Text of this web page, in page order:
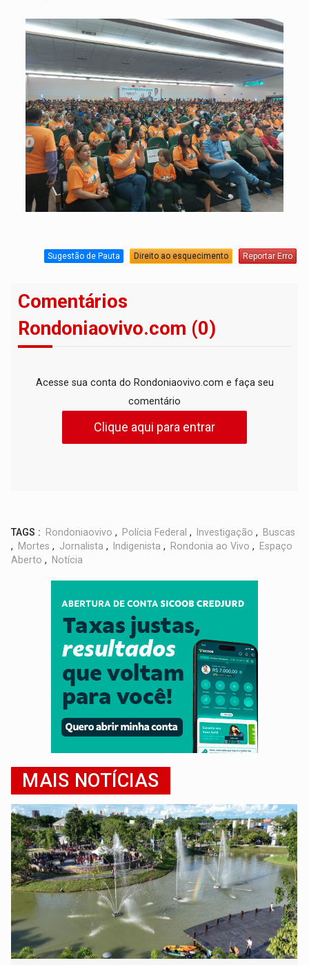
Sugestão de Pauta Direito ao esquecimento Reportar Erro
Comentários
Rondoniaovivo.com (0)
Acesse sua conta do Rondoniaovivo.com e faça seu
comentário
Clique aqui para entrar
TAGS : Rondoniaovivo , Polícia Federal , Investigação ,
Buscas
,
Mortes , Jornalista , Indigenista , Rondonia ao Vivo ,
Espaço
Aberto , Notícia
MAIS NOTÍCIAS